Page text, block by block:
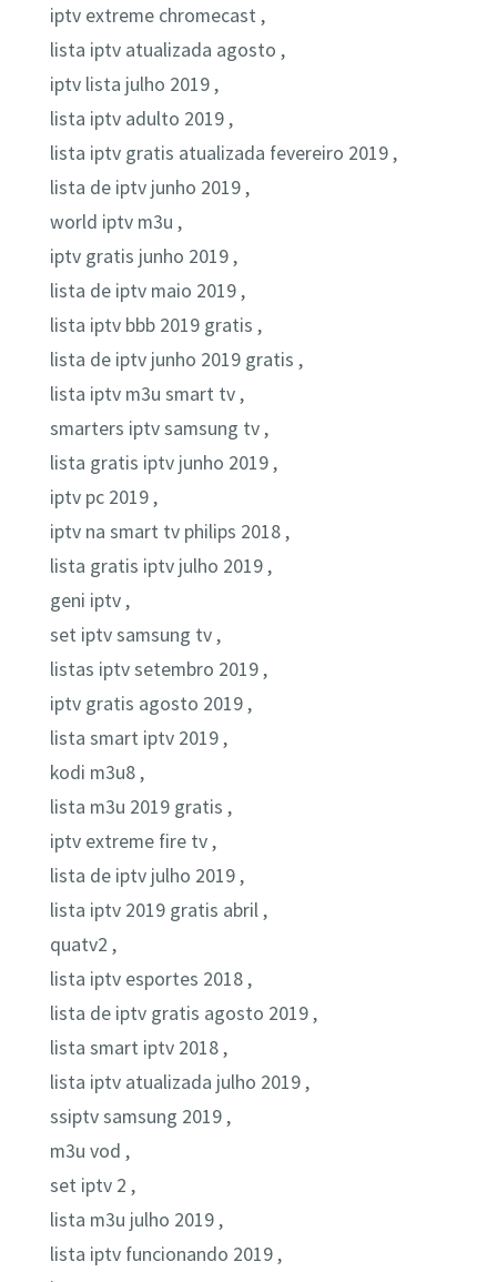
iptv extreme chromecast ,
lista iptv atualizada agosto ,
iptv lista julho 2019 ,
lista iptv adulto 2019 ,
lista iptv gratis atualizada fevereiro 2019 ,
lista de iptv junho 2019 ,
world iptv m3u ,
iptv gratis junho 2019 ,
lista de iptv maio 2019 ,
lista iptv bbb 2019 gratis ,
lista de iptv junho 2019 gratis ,
lista iptv m3u smart tv ,
smarters iptv samsung tv ,
lista gratis iptv junho 2019 ,
iptv pc 2019 ,
iptv na smart tv philips 2018 ,
lista gratis iptv julho 2019 ,
geni iptv ,
set iptv samsung tv ,
listas iptv setembro 2019 ,
iptv gratis agosto 2019 ,
lista smart iptv 2019 ,
kodi m3u8 ,
lista m3u 2019 gratis ,
iptv extreme fire tv ,
lista de iptv julho 2019 ,
lista iptv 2019 gratis abril ,
quatv2 ,
lista iptv esportes 2018 ,
lista de iptv gratis agosto 2019 ,
lista smart iptv 2018 ,
lista iptv atualizada julho 2019 ,
ssiptv samsung 2019 ,
m3u vod ,
set iptv 2 ,
lista m3u julho 2019 ,
lista iptv funcionando 2019 ,